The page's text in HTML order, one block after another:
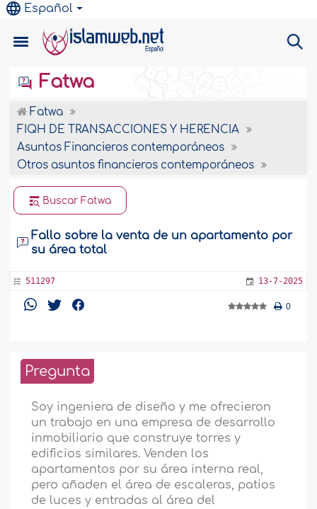
Español
Fatwa
Fatwa
FIQH DE TRANSACCIONES Y HERENCIA
Asuntos Financieros contemporáneos
Otros asuntos financieros contemporáneos
Buscar Fatwa
Fallo sobre la venta de un apartamento por
su área total
511297 13-7-2025
0
Pregunta
Soy ingeniera de diseño y me ofrecieron
un trabajo en una empresa de desarrollo
inmobiliario que construye torres y
edificios similares. Venden los
apartamentos por su área interna real,
pero añaden el área de escaleras, patios
de luces y entradas al área del